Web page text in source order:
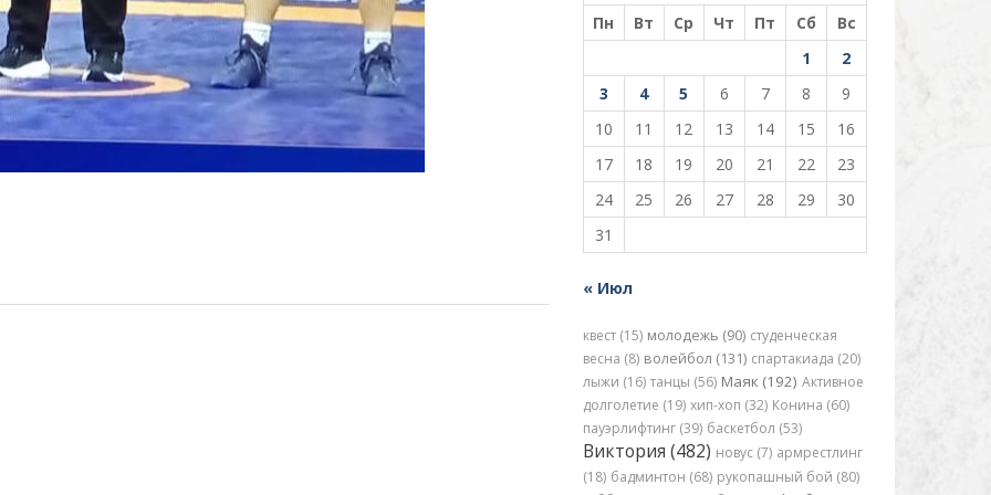
Пн
Вт Ср Чт Пт Сб
Вс
1
2
3
4 5 6 7 8
9
10
11 12 13 14 15
16
17
18 19 20 21 22
23
24
25 26 27 28 29
30
31
« Июл
квест (15) молодежь (90) студенческая
весна (8) волейбол (131) спартакиада (20)
лыжи (16) танцы (56) Маяк (192) Активное
долголетие (19) хип-хоп (32) Конина (60)
пауэрлифтинг (39) баскетбол (53)
Виктория (482) новус (7) армрестлинг
(18) бадминтон (68) рукопашный бой (80)